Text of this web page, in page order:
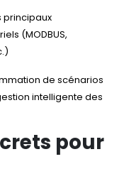
principaux
(MODBUS,
de scénarios
intelligente des
pour